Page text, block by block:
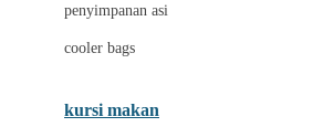
Leclerc
penyimpanan asi
cooler bags
kursi makan